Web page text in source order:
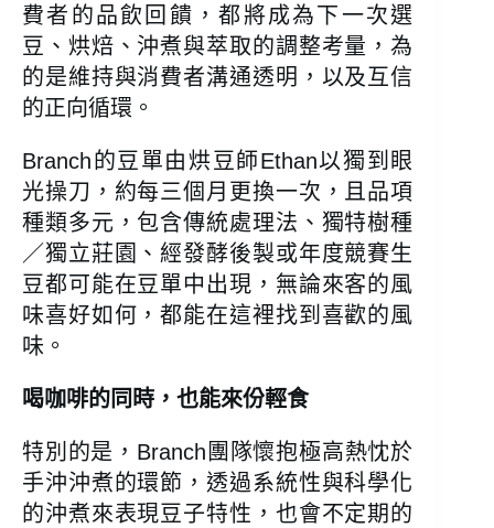
費者的品飲回饋，都將成為下一次選
豆、烘焙、沖煮與萃取的調整考量，為
的是維持與消費者溝通透明，以及互信
的正向循環。
Branch的豆單由烘豆師Ethan以獨到眼
光操刀，約每三個月更換一次，且品項
種類多元，包含傳統處理法、獨特樹種
／獨立莊園、經發酵後製或年度競賽生
豆都可能在豆單中出現，無論來客的風
味喜好如何，都能在這裡找到喜歡的風
味。
喝咖啡的同時，也能來份輕食
特別的是，Branch團隊懷抱極高熱忱於
手沖沖煮的環節，透過系統性與科學化
的沖煮來表現豆子特性，也會不定期的